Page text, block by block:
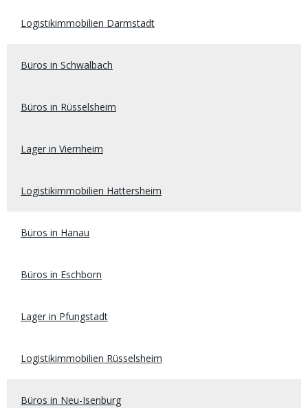
Logistikimmobilien Darmstadt
Büros in Schwalbach
Büros in Rüsselsheim
Lager in Viernheim
Logistikimmobilien Hattersheim
Büros in Hanau
Büros in Eschborn
Lager in Pfungstadt
Logistikimmobilien Rüsselsheim
Büros in Neu-Isenburg